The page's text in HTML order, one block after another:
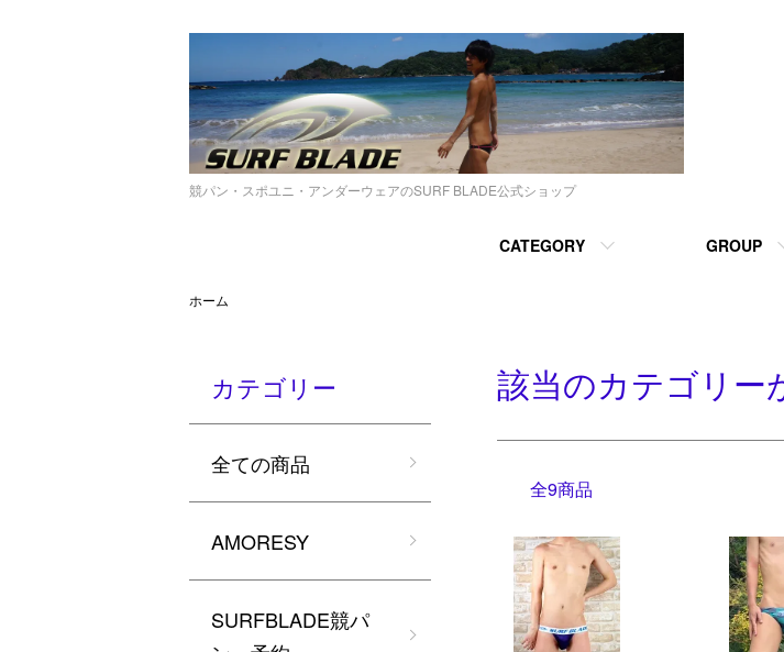
競パン・スポユニ・アンダーウェアのSURF BLADE公式ショップ
CATEGORY GROUP
ホーム
該当のカテゴリー
全9商品
カテゴリー
全ての商品
AMORESY
SURFBLADE競パ